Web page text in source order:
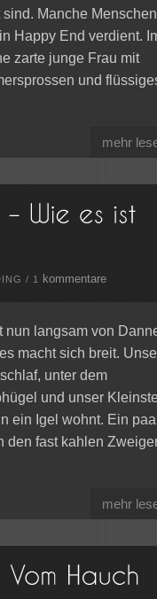
Manche Menschen
Happy End verdient.
zarte junge Frau mit
und
mehr
/ 1 kommentare
nun langsam von
macht sich breit.
unter dem
und unser
ein Igel wohnt. Ein
den fast kahlen
mehr